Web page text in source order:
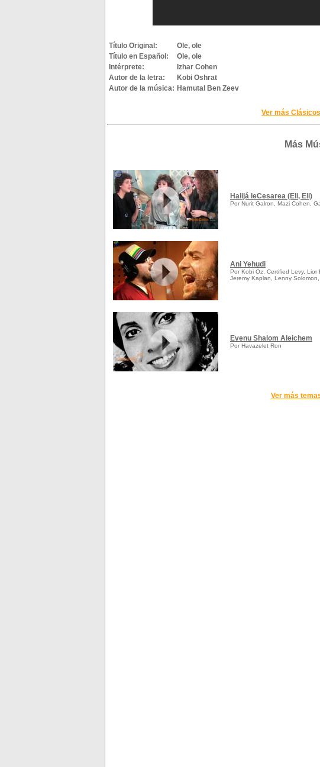
Título Original:
Ole, ole
Título en Español:
Ole, ole
Intérprete:
Izhar Cohen
Autor de la letra:
Kobi Oshrat
Autor de la música: Hamutal Ben Zeev
Ver más
Más
Halijá leCesarea (Eli, Eli)
Por Nurit Galron, Mazi Cohen,
Ani Yehudi
Por Kobi Oz, Certified Levy, Lior
Jeremy Kaplan, Lenny
Evenu Shalom Aleichem
Por Havazelet Ron
Ver más